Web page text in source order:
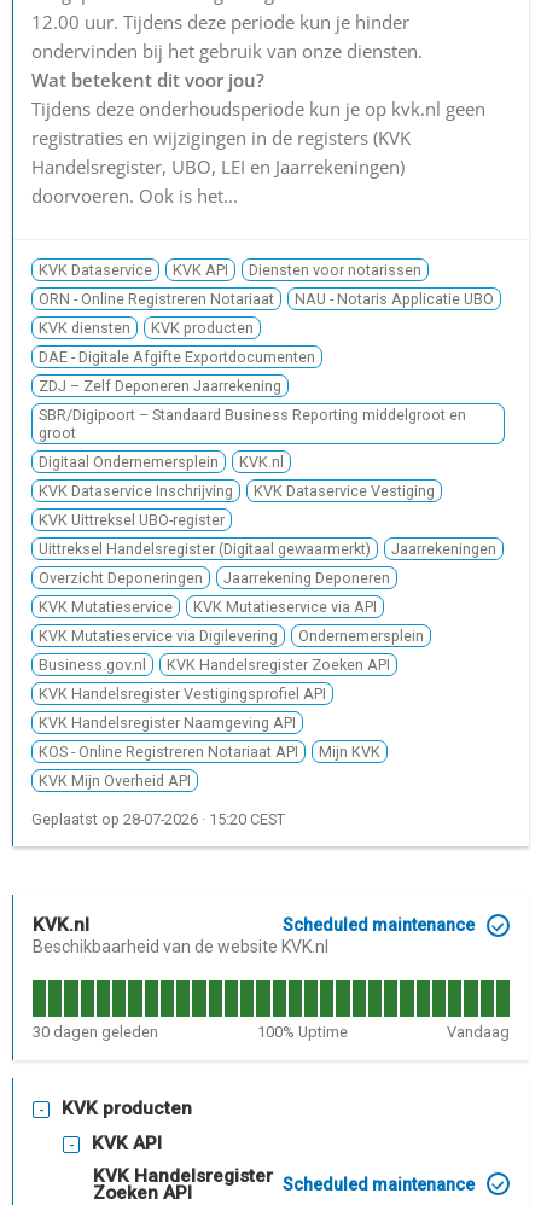
12.00 uur. Tijdens deze periode kun je hinder
ondervinden bij het gebruik van onze diensten.
Wat betekent dit voor jou?
Tijdens deze onderhoudsperiode kun je op kvk.nl geen
registraties en wijzigingen in de registers (KVK
Handelsregister, UBO, LEI en Jaarrekeningen)
doorvoeren. Ook is het...
KVK Dataservice KVK API
Diensten voor notarissen
ORN - Online Registreren Notariaat
NAU - Notaris Applicatie UBO
KVK diensten
KVK producten
DAE - Digitale Afgifte Exportdocumenten
ZDJ – Zelf Deponeren Jaarrekening
SBR/Digipoort – Standaard Business Reporting middelgroot en
groot
Digitaal Ondernemersplein
KVK.nl
KVK Dataservice Inschrijving
KVK Dataservice Vestiging
KVK Uittreksel UBO-register
Uittreksel Handelsregister (Digitaal gewaarmerkt)
Jaarrekeningen
Overzicht Deponeringen
Jaarrekening Deponeren
KVK Mutatieservice
KVK Mutatieservice via API
KVK Mutatieservice via Digilevering
Ondernemersplein
Business.gov.nl
KVK Handelsregister Zoeken API
KVK Handelsregister Vestigingsprofiel API
KVK Handelsregister Naamgeving API
KOS - Online Registreren Notariaat API
Mijn KVK
KVK Mijn Overheid API
Geplaatst op 28-07-2026 · 15:20 CEST
KVK.nl
Scheduled maintenance
Beschikbaarheid van de website KVK.nl
30 dagen geleden 100% Uptime Vandaag
KVK producten
KVK API
KVK Handelsregister
Zoeken API Scheduled maintenance